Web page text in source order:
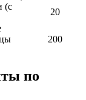
(с
20
200
по